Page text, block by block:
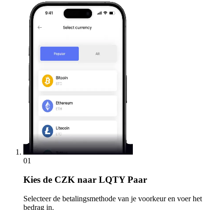
01
Kies de CZK naar LQTY Paar
Selecteer de betalingsmethode van je voorkeur en voer het
bedrag in.